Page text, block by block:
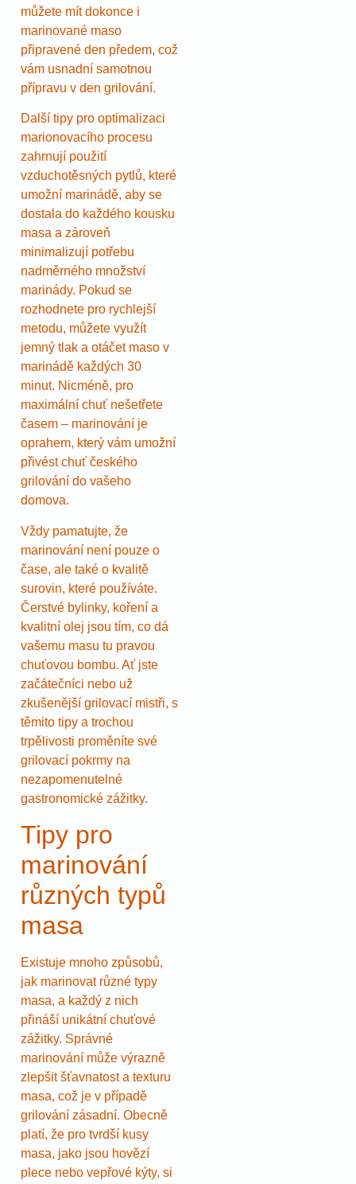
můžete mít dokonce i
marinované maso
připravené den předem, což
vám usnadní samotnou
přípravu v den grilování.
Další tipy pro optimalizaci
marionovacího procesu
zahrnují použití
vzduchotěsných pytlů, které
umožní marinádě, aby se
dostala do každého kousku
masa a zároveň
minimalizují potřebu
nadměrného množství
marinády. Pokud se
rozhodnete pro rychlejší
metodu, můžete využít
jemný tlak a otáčet maso v
marinádě každých 30
minut. Nicméně, pro
maximální chuť nešetřete
časem – marinování je
oprahem, který vám umožní
přivést chuť českého
grilování do vašeho
domova.
Vždy pamatujte, že
marinování není pouze o
čase, ale také o kvalitě
surovin, které používáte.
Čerstvé bylinky, koření a
kvalitní olej jsou tím, co dá
vašemu masu tu pravou
chuťovou bombu. Ať jste
začátečníci nebo už
zkušenější grilovací mistři, s
těmito tipy a trochou
trpělivosti proměníte své
grilovací pokrmy na
nezapomenutelné
gastronomické zážitky.
Tipy pro
marinování
různých typů
masa
Existuje mnoho způsobů,
jak marinovat různé typy
masa, a každý z nich
přináší unikátní chuťové
zážitky. Správné
marinování může výrazně
zlepšit šťavnatost a texturu
masa, což je v případě
grilování zásadní. Obecně
platí, že pro tvrdší kusy
masa, jako jsou hovězí
plece nebo vepřové kýty, si